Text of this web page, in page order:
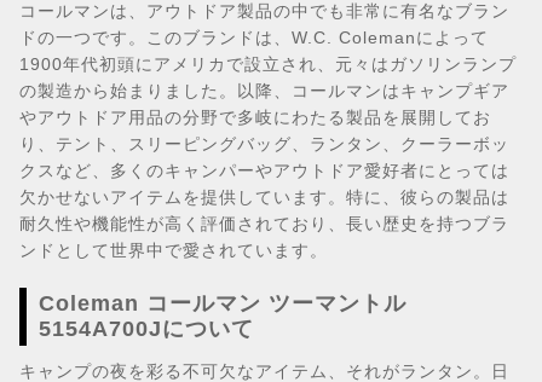
コールマンは、アウトドア製品の中でも非常に有名なブラン
ドの一つです。このブランドは、W.C. Colemanによって
1900年代初頭にアメリカで設立され、元々はガソリンランプ
の製造から始まりました。以降、コールマンはキャンプギア
やアウトドア用品の分野で多岐にわたる製品を展開してお
り、テント、スリーピングバッグ、ランタン、クーラーボッ
クスなど、多くのキャンパーやアウトドア愛好者にとっては
欠かせないアイテムを提供しています。特に、彼らの製品は
耐久性や機能性が高く評価されており、長い歴史を持つブラ
ンドとして世界中で愛されています。
Coleman コールマン ツーマントル
5154A700Jについて
キャンプの夜を彩る不可欠なアイテム、それがランタン。日